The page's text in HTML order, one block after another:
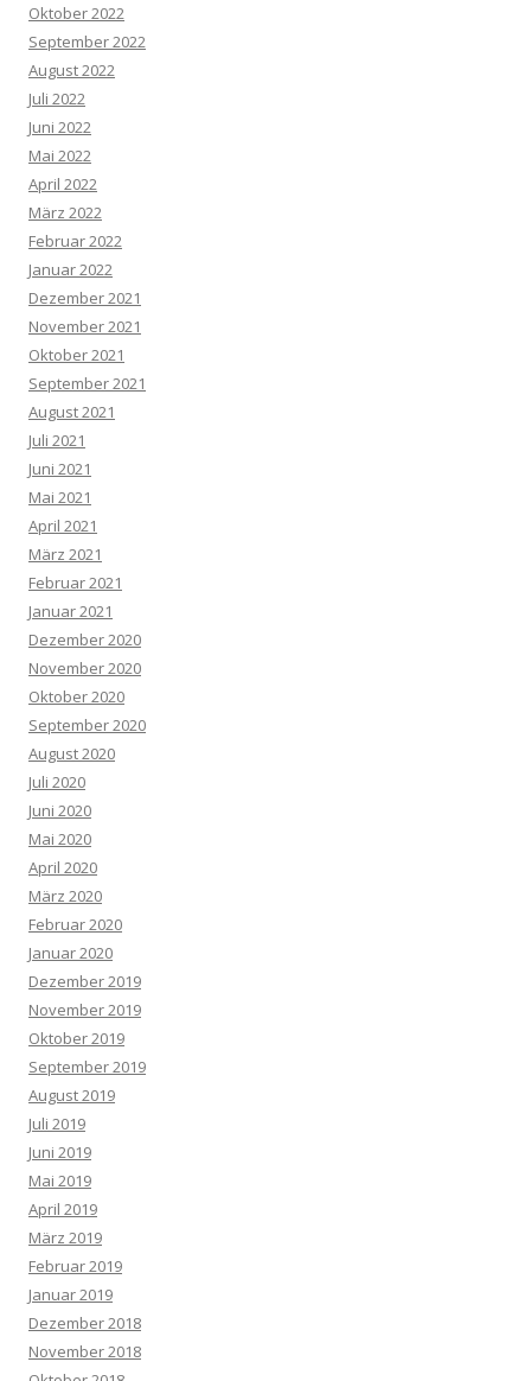
Oktober 2022
September 2022
August 2022
Juli 2022
Juni 2022
Mai 2022
April 2022
März 2022
Februar 2022
Januar 2022
Dezember 2021
November 2021
Oktober 2021
September 2021
August 2021
Juli 2021
Juni 2021
Mai 2021
April 2021
März 2021
Februar 2021
Januar 2021
Dezember 2020
November 2020
Oktober 2020
September 2020
August 2020
Juli 2020
Juni 2020
Mai 2020
April 2020
März 2020
Februar 2020
Januar 2020
Dezember 2019
November 2019
Oktober 2019
September 2019
August 2019
Juli 2019
Juni 2019
Mai 2019
April 2019
März 2019
Februar 2019
Januar 2019
Dezember 2018
November 2018